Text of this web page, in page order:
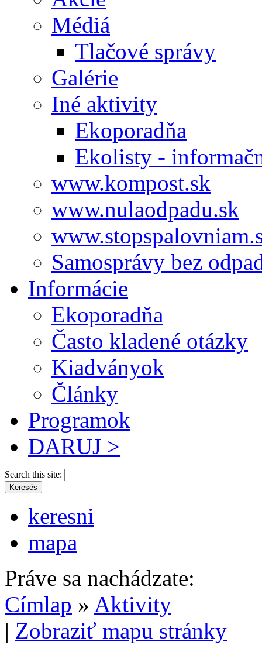
Médiá
Tlačové správy
Galérie
Iné aktivity
Ekoporadňa
Ekolisty -
www.kompost.sk
www.nulaodpadu.sk
Samosprávy bez
Informácie
Ekoporadňa
Často kladené otázky
Kiadványok
Články
Programok
DARUJ >
Search this site:
keresni
mapa
Práve sa nachádzate:
Címlap » Aktivity
| Zobraziť mapu stránky